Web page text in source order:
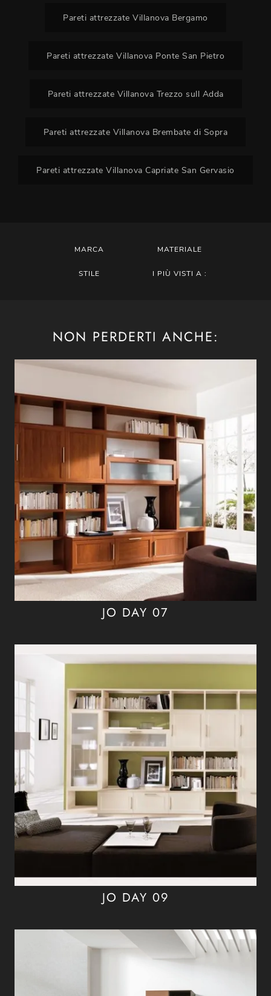
Pareti attrezzate Villanova Bergamo
Pareti attrezzate Villanova Ponte San Pietro
Pareti attrezzate Villanova Trezzo sull Adda
Pareti attrezzate Villanova Brembate di Sopra
Pareti attrezzate Villanova Capriate San Gervasio
MARCA MATERIALE
STILE I PIÙ VISTI A :
NON PERDERTI ANCHE:
JO DAY 07
JO DAY 09